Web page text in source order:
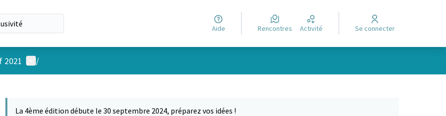
Aide Rencontres Activité Se connecter
2021 Menu utilisateur
/
La 4ème édition débute le 30 septembre 2024, préparez vos idées !